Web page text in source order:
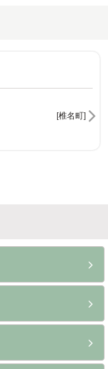
[椎名町]